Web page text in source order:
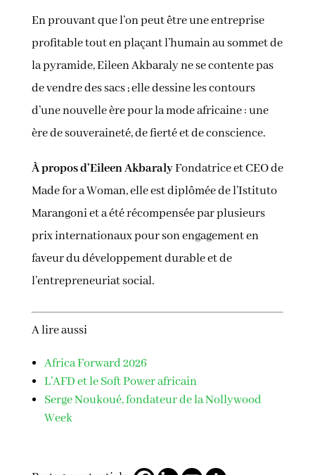
En prouvant que l’on peut être une entreprise
profitable tout en plaçant l’humain au sommet de
la pyramide, Eileen Akbaraly ne se contente pas
de vendre des sacs ; elle dessine les contours
d’une nouvelle ère pour la mode africaine : une
ère de souveraineté, de fierté et de conscience.
À propos d’Eileen AkbaralyFondatrice et CEO de
Made for a Woman, elle est diplômée de l’Istituto
Marangoni et a été récompensée par plusieurs
prix internationaux pour son engagement en
faveur du développement durable et de
l’entrepreneuriat social.
A lire aussi
Africa Forward 2026
L’AFD et le Soft Power africain
Serge Noukoué, fondateur de la Nollywood
Week